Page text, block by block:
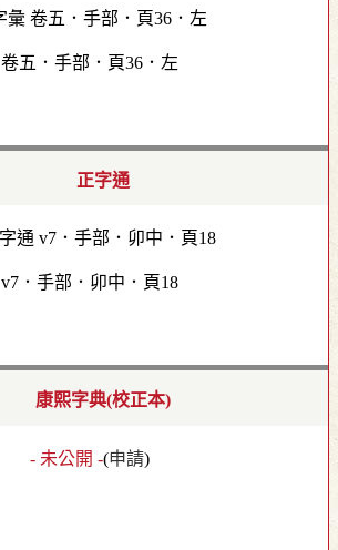
卷五．手部．頁36．左
正字通
v7．手部．卯中．頁18
康熙字典(校正本)
- 未公開 -(申請)